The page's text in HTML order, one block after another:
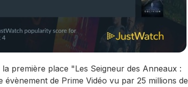
première place "Les Seigneur des Anneaux :
de Prime Vidéo vu par 25 millions de